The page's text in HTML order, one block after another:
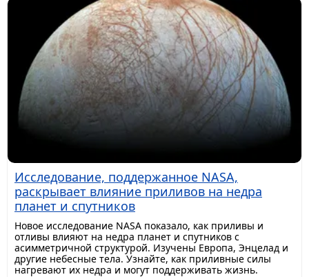
Исследование, поддержанное NASA,
раскрывает влияние приливов на недра
планет и спутников
Новое исследование NASA показало, как приливы и
отливы влияют на недра планет и спутников с
асимметричной структурой. Изучены Европа, Энцелад и
другие небесные тела. Узнайте, как приливные силы
нагревают их недра и могут поддерживать жизнь.